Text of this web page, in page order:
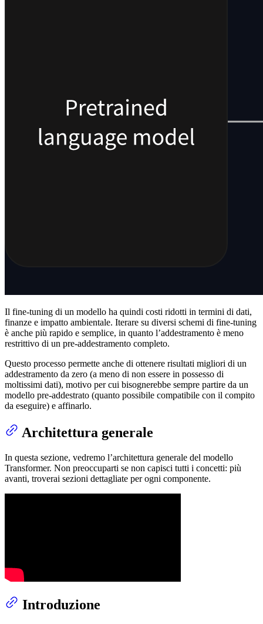
Il fine-tuning di un modello ha quindi costi ridotti in termini di dati,
finanze e impatto ambientale. Iterare su diversi schemi di fine-tuning
è anche più rapido e semplice, in quanto l’addestramento è meno
restrittivo di un pre-addestramento completo.
Questo processo permette anche di ottenere risultati migliori di un
addestramento da zero (a meno di non essere in possesso di
moltissimi dati), motivo per cui bisognerebbe sempre partire da un
modello pre-addestrato (quanto possibile compatibile con il compito
da eseguire) e affinarlo.
Architettura generale
In questa sezione, vedremo l’architettura generale del modello
Transformer. Non preoccuparti se non capisci tutti i concetti: più
avanti, troverai sezioni dettagliate per ogni componente.
Introduzione